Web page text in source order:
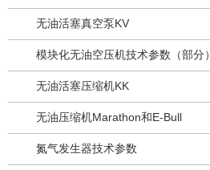
无油活塞真空泵KV
模块化无油空压机技术参数（部分）
无油活塞压缩机KK
无油压缩机Marathon和E-Bull
氮气发生器技术参数